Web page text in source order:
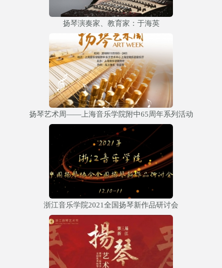
扬琴演奏家、教育家：于海英
扬琴艺术周——上海音乐学院附中65周年系列活动
浙江音乐学院2021全国扬琴新作品研讨会